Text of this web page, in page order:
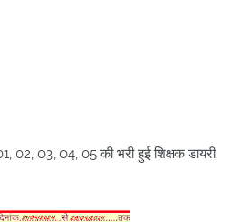
02, 03, 04, 05 की भरी हुई शिक्षक डायरी